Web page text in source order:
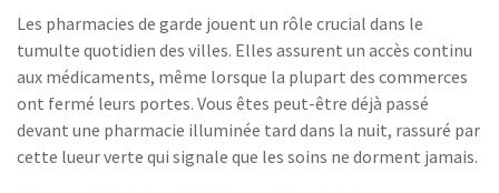
Les pharmacies de garde jouent un rôle crucial dans le
tumulte quotidien des villes. Elles assurent un accès continu
aux médicaments, même lorsque la plupart des commerces
ont fermé leurs portes. Vous êtes peut-être déjà passé
devant une pharmacie illuminée tard dans la nuit, rassuré par
cette lueur verte qui signale que les soins ne dorment jamais.